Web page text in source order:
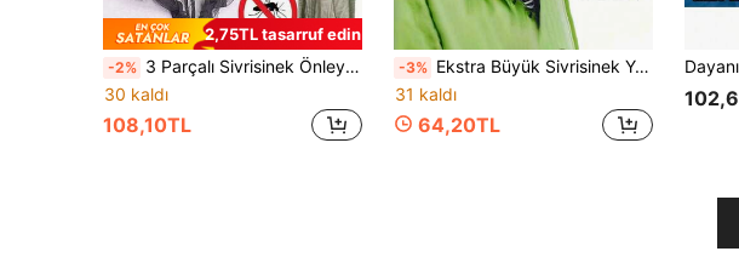
2,75TL tasarruf edin
-2% 3 Parçalı Sivrisinek Önleyici Başlık, Dış Mekan İnce File Böcek Yüz Örtüsü, Balıkçılık, Yürüyüş, Kamp, Bahçe İşleri İçin Nefes Alabilir Böcek Koruması, Çoğu Şapkaya Uygun, Unisex
30 kaldı
108,10TL
-3% Ekstra Büyük Sivrisinek Yüz Maskesi, Tam Yüz Sivrisinek Başlığı, Yüz Maskesi Eklentili Sivrisinek Ağı - Ağır Hizmet Böcek Ağı, İnce Örgülü Böcek Koruması, Şapka/Başlıkla Kullanılabilir, Balıkçılık ve Avcılık İçin Uygundur - Batı Nil Virüsü ve Zika Virüsüne Karşı Koruma Sağlar
31 kaldı
64,20TL